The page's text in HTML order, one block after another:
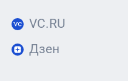
VC.RU
Дзен